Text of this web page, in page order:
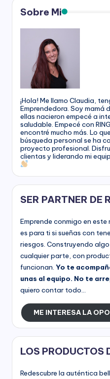
Sobre Mi
¡Hola! Me llamo Claudia,
Emprendedora. Soy mamá
ellas nacieron empecé a
saludable. Empecé con
encontré mucho más. Lo
búsqueda personal se ha
proyecto profesional.
clientas y liderando mi
SER PARTNER DE
Emprende conmigo en
es para ti si sueñas con
riesgos. Construyendo
cualquier parte, con
funcionan. Yo te
unas al equipo. No te
quiero contar todo...
ME INTERESA LA
LOS PRODUCTOS
Redescubre la auténtica